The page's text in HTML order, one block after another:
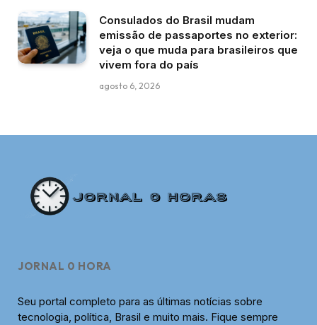
Consulados do Brasil mudam
emissão de passaportes no exterior:
veja o que muda para brasileiros que
vivem fora do país
agosto 6, 2026
JORNAL 0 HORA
Seu portal completo para as últimas notícias sobre
tecnologia, política, Brasil e muito mais. Fique sempre